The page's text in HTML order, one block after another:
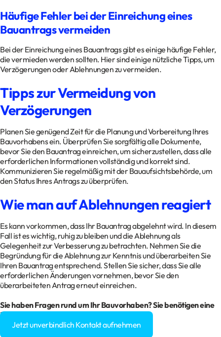
Häufige Fehler bei der Einreichung eines
Bauantrags vermeiden
Bei der Einreichung eines Bauantrags gibt es einige häufige Fehler,
die vermieden werden sollten. Hier sind einige nützliche Tipps, um
Verzögerungen oder Ablehnungen zu vermeiden.
Tipps zur Vermeidung von
Verzögerungen
Planen Sie genügend Zeit für die Planung und Vorbereitung Ihres
Bauvorhabens ein. Überprüfen Sie sorgfältig alle Dokumente,
bevor Sie den Bauantrag einreichen, um sicherzustellen, dass alle
erforderlichen Informationen vollständig und korrekt sind.
Kommunizieren Sie regelmäßig mit der Bauaufsichtsbehörde, um
den Status Ihres Antrags zu überprüfen.
Wie man auf Ablehnungen reagiert
Es kann vorkommen, dass Ihr Bauantrag abgelehnt wird. In diesem
Fall ist es wichtig, ruhig zu bleiben und die Ablehnung als
Gelegenheit zur Verbesserung zu betrachten. Nehmen Sie die
Begründung für die Ablehnung zur Kenntnis und überarbeiten Sie
Ihren Bauantrag entsprechend. Stellen Sie sicher, dass Sie alle
erforderlichen Änderungen vornehmen, bevor Sie den
überarbeiteten Antrag erneut einreichen.
Sie haben Fragen rund um Ihr Bauvorhaben? Sie benötigen eine
Baugenehmigung?
Jetzt unverbindlich Kontakt aufnehmen